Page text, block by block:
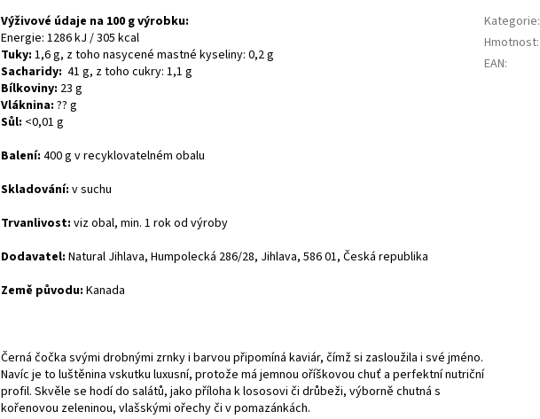
Výživové údaje na 100 g výrobku:
Energie: 1286 kJ / 305 kcal
Tuky: 1,6 g, z toho nasycené mastné kyseliny: 0,2 g
Sacharidy: 41 g, z toho cukry: 1,1 g
Bílkoviny: 23 g
Vláknina: ?? g
Sůl: <0,01 g
Balení: 400 g v recyklovatelném obalu
Skladování: v suchu
Trvanlivost: viz obal, min. 1 rok od výroby
Dodavatel: Natural Jihlava, Humpolecká 286/28, Jihlava, 586 01, Česká republika
Země původu: Kanada
Černá čočka svými drobnými zrnky i barvou připomíná kaviár, čímž si zasloužila i své jméno.
Navíc je to luštěnina vskutku luxusní, protože má jemnou oříškovou chuť a perfektní nutriční
profil. Skvěle se hodí do salátů, jako příloha k lososovi či drůbeži, výborně chutná s
kořenovou zeleninou, vlašskými ořechy či v pomazánkách.
Kategorie:
Hmotnost:
EAN: